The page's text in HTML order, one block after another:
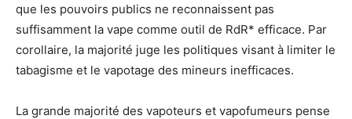
que les pouvoirs publics ne reconnaissent pas
suffisamment la vape comme outil de RdR* efficace. Par
corollaire, la majorité juge les politiques visant à limiter le
tabagisme et le vapotage des mineurs inefficaces.
La grande majorité des vapoteurs et vapofumeurs pense